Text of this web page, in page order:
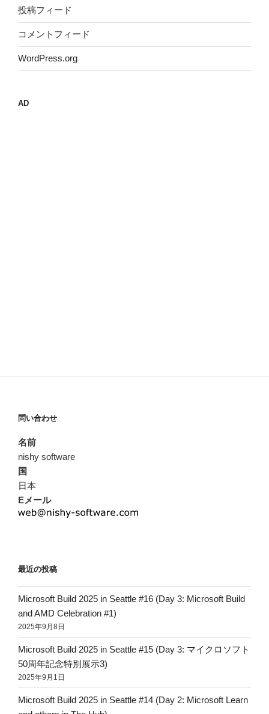
投稿フィード
コメントフィード
WordPress.org
AD
問い合わせ
名前
nishy software
国
日本
Eメール
最近の投稿
Microsoft Build 2025 in Seattle #16 (Day 3: Microsoft Build
and AMD Celebration #1)
2025年9月8日
Microsoft Build 2025 in Seattle #15 (Day 3: マイクロソフト
50周年記念特別展示3)
2025年9月1日
Microsoft Build 2025 in Seattle #14 (Day 2: Microsoft Learn